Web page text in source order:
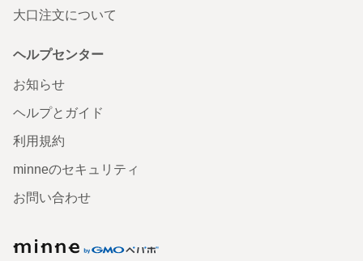
大口注文について
ヘルプセンター
お知らせ
ヘルプとガイド
利用規約
minneのセキュリティ
お問い合わせ